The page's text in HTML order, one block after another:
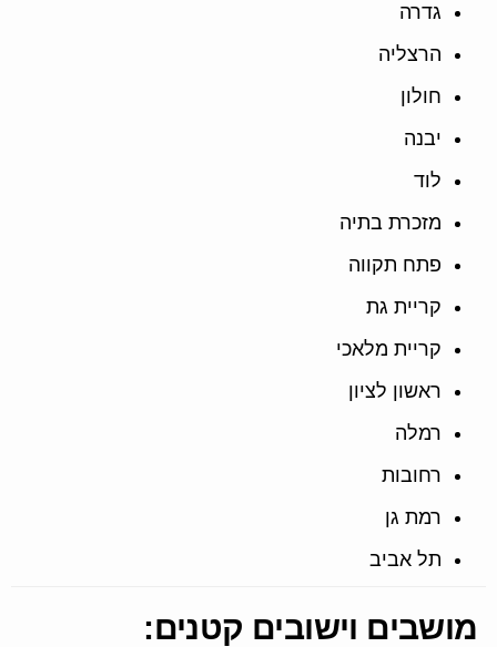
גדרה
הרצליה
חולון
יבנה
לוד
מזכרת בתיה
פתח תקווה
קריית גת
קריית מלאכי
ראשון לציון
רמלה
רחובות
רמת גן
תל אביב
מושבים וישובים קטנים: